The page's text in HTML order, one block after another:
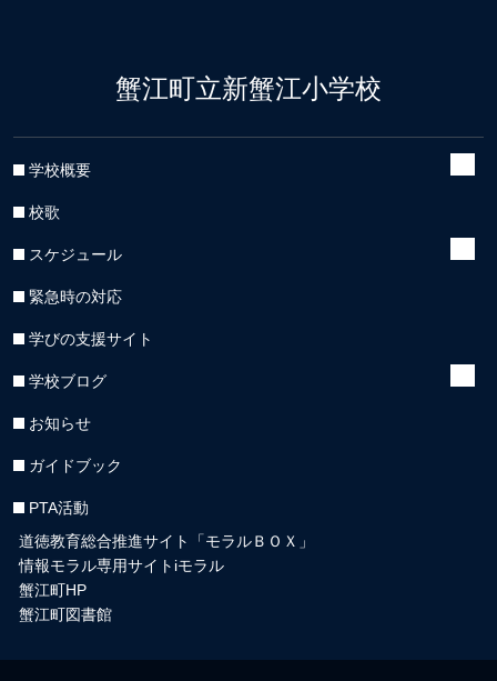
蟹江町立新蟹江小学校
学校概要
校歌
スケジュール
緊急時の対応
学びの支援サイト
学校ブログ
お知らせ
ガイドブック
PTA活動
道徳教育総合推進サイト「モラルＢＯＸ」
情報モラル専用サイトiモラル
蟹江町HP
蟹江町図書館